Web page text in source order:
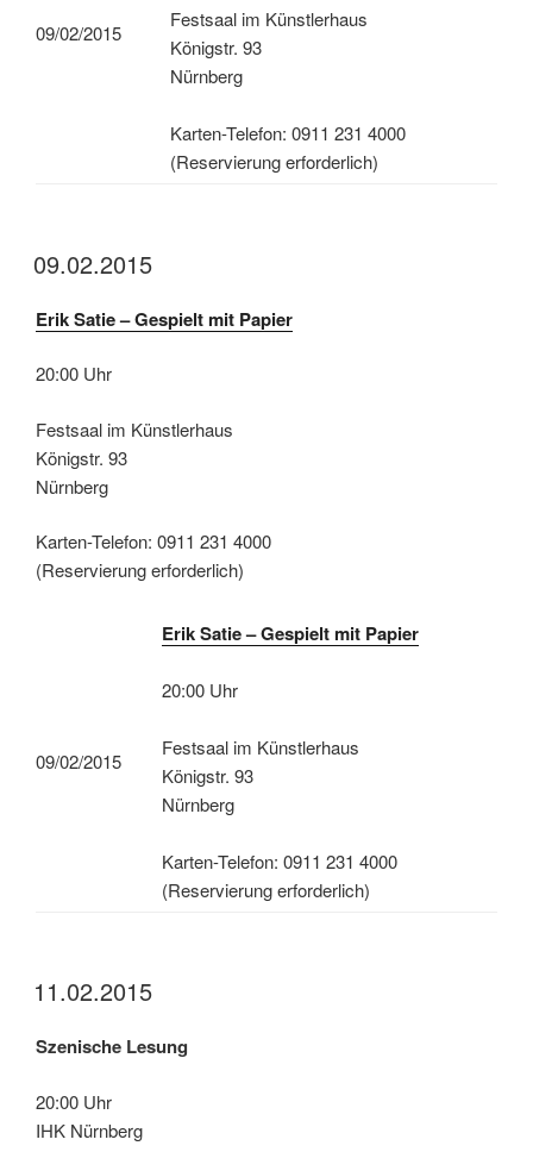
09/02/2015
Festsaal im Künstlerhaus
Königstr. 93
Nürnberg
Karten-Telefon: 0911 231 4000
(Reservierung erforderlich)
09.02.2015
Erik Satie – Gespielt mit Papier
20:00 Uhr
Festsaal im Künstlerhaus
Königstr. 93
Nürnberg
Karten-Telefon: 0911 231 4000
(Reservierung erforderlich)
09/02/2015
Erik Satie – Gespielt mit Papier
20:00 Uhr
Festsaal im Künstlerhaus
Königstr. 93
Nürnberg
Karten-Telefon: 0911 231 4000
(Reservierung erforderlich)
11.02.2015
Szenische Lesung
20:00 Uhr
IHK Nürnberg